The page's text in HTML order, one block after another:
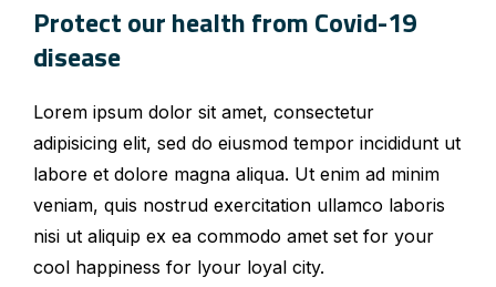
Protect our health from Covid-19
disease
Lorem ipsum dolor sit amet, consectetur
adipisicing elit, sed do eiusmod tempor incididunt ut
labore et dolore magna aliqua. Ut enim ad minim
veniam, quis nostrud exercitation ullamco laboris
nisi ut aliquip ex ea commodo amet set for your
cool happiness for lyour loyal city.